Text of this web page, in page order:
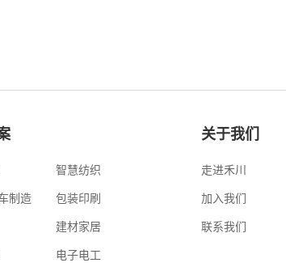
制造
智慧纺织
包装印刷
建材家居
电子电工
关于我们
走进禾川
加入我们
联系我们